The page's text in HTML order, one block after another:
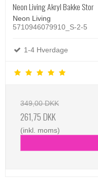
Neon Living Akryl Bakke Stor
Neon Living
5710946079910_S-2-5
1-4 Hverdage
349,00 DKK
261,75 DKK
(inkl. moms)